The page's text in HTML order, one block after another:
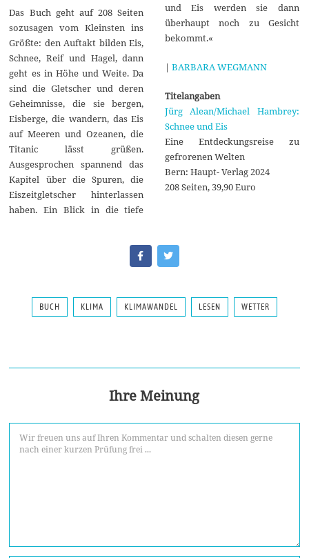
Das Buch geht auf 208 Seiten
sozusagen vom Kleinsten ins
Größte: den Auftakt bilden Eis,
Schnee, Reif und Hagel, dann
geht es in Höhe und Weite. Da
sind die Gletscher und deren
Geheimnisse, die sie bergen,
Eisberge, die wandern, das Eis
auf Meeren und Ozeanen, die
Titanic lässt grüßen.
Ausgesprochen spannend das
Kapitel über die Spuren, die
Eiszeitgletscher hinterlassen
haben. Ein Blick in die tiefe
und Eis werden sie dann
überhaupt noch zu Gesicht
bekommt.«
| BARBARA WEGMANN
Titelangaben
Jürg Alean/Michael Hambrey:
Schnee und Eis
Eine Entdeckungsreise zu
gefrorenen Welten
Bern: Haupt- Verlag 2024
208 Seiten, 39,90 Euro
BUCH KLIMA KLIMAWANDEL LESEN WETTER
Ihre Meinung